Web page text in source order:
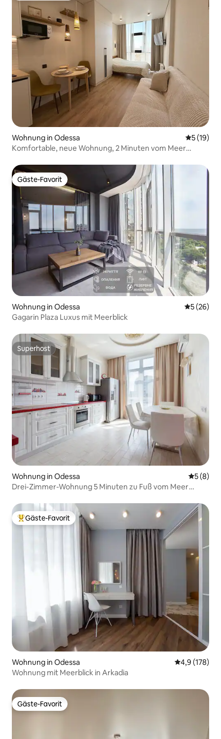
Wohnung in Odessa
5 (19)
Komfortable, neue Wohnung, 2 Minuten vom Meer
Gäste-Favorit
Gäste-Favorit
Wohnung in Odessa
5 (26)
Gagarin Plaza Luxus mit Meerblick
Superhost
Superhost
Wohnung in Odessa
5 (8)
Drei-Zimmer-Wohnung 5 Minuten zu Fuß vom Meer
Beliebter Gäste-Favorit.
Gäste-Favorit
Wohnung in Odessa
4,9 (178)
Wohnung mit Meerblick in Arkadia
Gäste-Favorit
Gäste-Favorit